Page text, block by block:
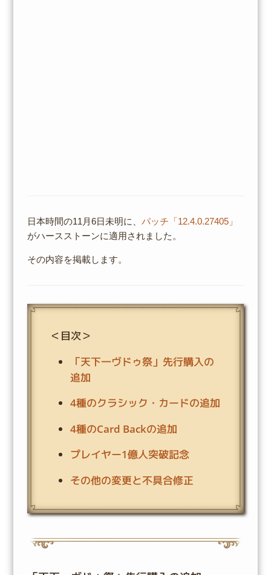
日本時間の11月6日未明に、 パッチ「12.4.0.27405」
がハースストーンに適用されました。
その内容を掲載します。
＜目次＞
「天下一ヴドゥ祭」先行購入の
追加
4種のクラシック・カードの追加
4種のCard Backの追加
プレイヤー1億人突破記念
その他の変更と不具合修正